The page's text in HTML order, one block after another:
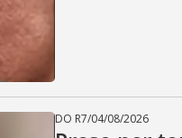
DO R7/04/08/2026